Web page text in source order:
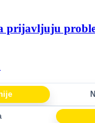
prijavljuju